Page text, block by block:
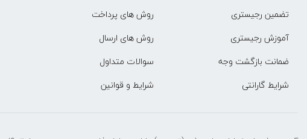
تضمین رجیستری
آموزش رجیستری
ضمانت بازگشت وجه
شرایط گارانتی
روش های پرداخت
روش های ارسال
سوالات متداول
شرایط و قوانین